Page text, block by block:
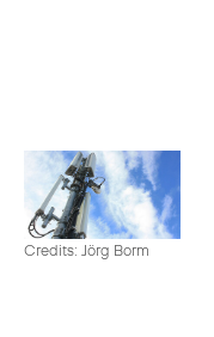
Credits: Jörg Borm